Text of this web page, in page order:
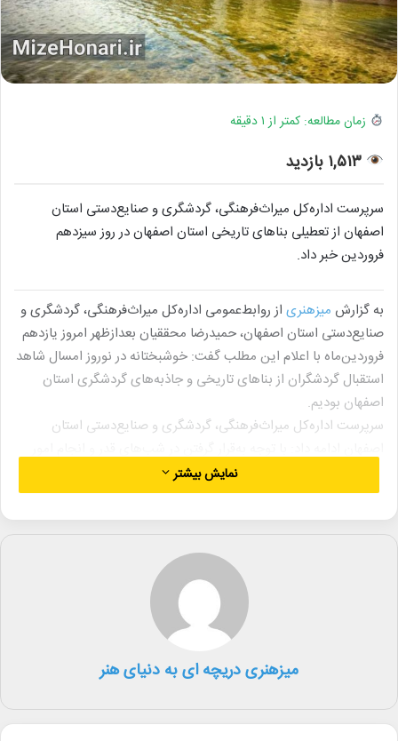
زمان مطالعه: کمتر از ۱ دقیقه
۱,۵۱۳ بازدید
سرپرست اداره‌کل میراث‌فرهنگی، گردشگری و صنایع‌دستی استان
اصفهان از تعطیلی بناهای تاریخی استان اصفهان در روز سیزدهم
فروردین خبر داد.
به گزارش میزهنری از روابط‌عمومی اداره‌کل میراث‌فرهنگی، گردشگری و
صنایع‌دستی استان اصفهان، حمیدرضا محققیان بعدازظهر امروز یازدهم
فروردین‌ماه با اعلام این مطلب گفت: خوشبختانه در نوروز امسال شاهد
استقبال گردشگران از بناهای تاریخی و جاذبه‌های گردشگری استان
اصفهان بودیم.
سرپرست اداره‌کل میراث‌فرهنگی، گردشگری و صنایع‌دستی استان
معنوی مربوط به این شب‌های عزیز در برخی جاذبه‌های فرهنگی و
مذهبی در ایام شب‌های قدر برنامه‌های مختلف فرهنگی توسط ستاد
هماهنگی خدمات سفر استان در حال برگزاری است.
او افزود: با توجه به دستورالعمل‌های اتخاذشده در روز سیزدهم فروردین
و هم‌زمان با ایام شهادت امیر مؤمنان(ع) بناهای تاریخی و جاذبه‌های
گردشگری استان اصفهان تعطیل است. بااین‌حال گردشگرانی که در
اصفهان حضور دارند می‌توانند از محور گردشگری زاینده‌رود و پل‌های
تاریخی و همچنین مجموعه جهانی میدان امام(ره) بازدید به عمل
محققیان تصریح کرد: در روز سیزدهم فروردین و هم‌زمان با سالروز
شهادت حضرت علی (ع) در برخی بناهای مذهبی و تاریخی اصفهان
همچون مسجد جامع عتیق آئین‌های سوگواری و مذهبی سنتی برگزار
نمایش بیشتر
میزهنری دریچه ای به دنیای هنر